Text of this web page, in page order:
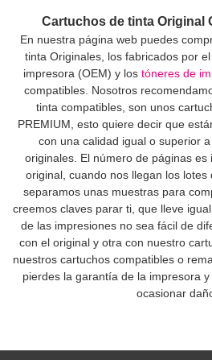
Cartuchos de tinta Original
En nuestra página web puedes
tinta Originales, los fabricados por
impresora (OEM) y los tóneres de
compatibles. Nosotros
tinta compatibles, son unos
PREMIUM, esto quiere decir que
con una calidad igual o superior
originales. El número de páginas es
original, cuando nos llegan los lotes
separamos unas muestras para
creemos claves parar ti, que lleve
de las impresiones no sea fácil de
con el original y otra con nuestro
nuestros cartuchos compatibles o
pierdes la garantía de la impresora
ocasionar